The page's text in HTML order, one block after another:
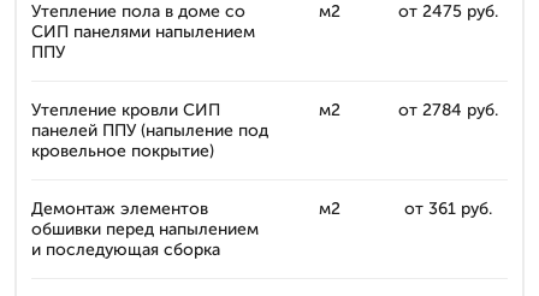
Утепление пола в доме со
СИП панелями напылением
ППУ
м2 от 2475 руб.
Утепление кровли СИП
панелей ППУ (напыление под
кровельное покрытие)
м2 от 2784 руб.
Демонтаж элементов
обшивки перед напылением
и последующая сборка
м2 от 361 руб.